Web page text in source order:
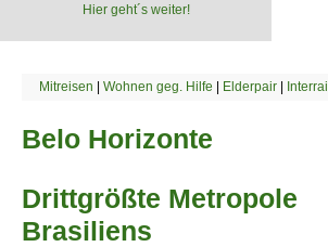
Hier geht´s weiter!
Mitreisen | Wohnen geg. Hilfe | Elderpair|
Belo Horizonte
Drittgrößte Metropole
Brasiliens